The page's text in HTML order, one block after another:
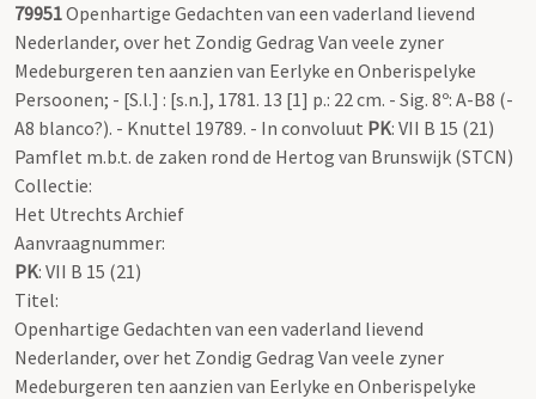
79951Openhartige Gedachten van een vaderland lievend
Nederlander, over het Zondig Gedrag Van veele zyner
Medeburgeren ten aanzien van Eerlyke en Onberispelyke
Persoonen; - [S.l.] : [s.n.], 1781. 13 [1] p.: 22 cm. - Sig. 8º: A-B8 (-
A8 blanco?). - Knuttel 19789. - In convoluut PK: VII B 15 (21)
Pamflet m.b.t. de zaken rond de Hertog van Brunswijk (STCN)
Collectie:
Het Utrechts Archief
Aanvraagnummer:
PK: VII B 15 (21)
Titel:
Openhartige Gedachten van een vaderland lievend
Nederlander, over het Zondig Gedrag Van veele zyner
Medeburgeren ten aanzien van Eerlyke en Onberispelyke